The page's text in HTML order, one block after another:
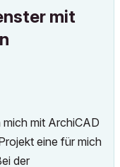
mit
mit ArchiCAD
eine für mich
der